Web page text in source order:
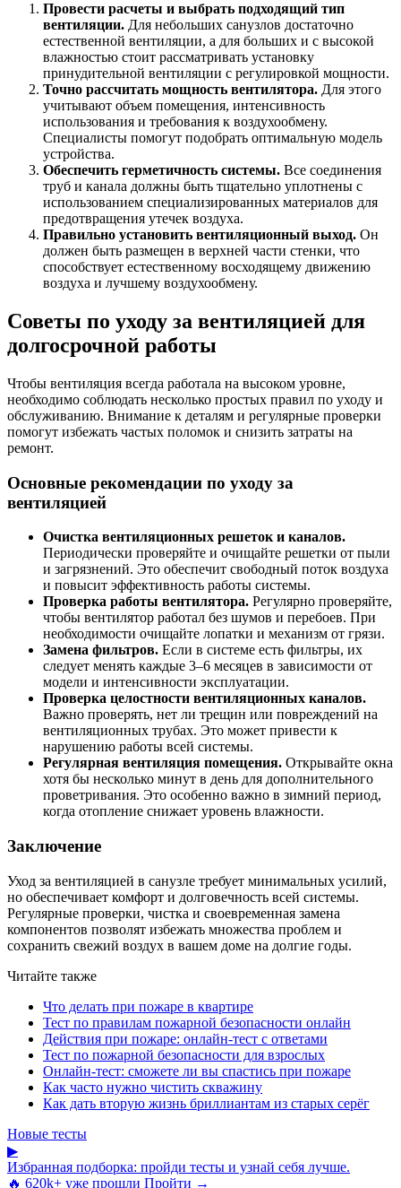
Провести расчеты и выбрать подходящий тип
вентиляции. Для небольших санузлов достаточно
естественной вентиляции, а для больших и с высокой
влажностью стоит рассматривать установку
принудительной вентиляции с регулировкой мощности.
Точно рассчитать мощность вентилятора. Для этого
учитывают объем помещения, интенсивность
использования и требования к воздухообмену.
Специалисты помогут подобрать оптимальную модель
устройства.
Обеспечить герметичность системы. Все соединения
труб и канала должны быть тщательно уплотнены с
использованием специализированных материалов для
предотвращения утечек воздуха.
Правильно установить вентиляционный выход. Он
должен быть размещен в верхней части стенки, что
способствует естественному восходящему движению
воздуха и лучшему воздухообмену.
Советы по уходу за вентиляцией для
долгосрочной работы
Чтобы вентиляция всегда работала на высоком уровне,
необходимо соблюдать несколько простых правил по уходу и
обслуживанию. Внимание к деталям и регулярные проверки
помогут избежать частых поломок и снизить затраты на
ремонт.
Основные рекомендации по уходу за
вентиляцией
Очистка вентиляционных решеток и каналов.
Периодически проверяйте и очищайте решетки от пыли
и загрязнений. Это обеспечит свободный поток воздуха
и повысит эффективность работы системы.
Проверка работы вентилятора. Регулярно проверяйте,
чтобы вентилятор работал без шумов и перебоев. При
необходимости очищайте лопатки и механизм от грязи.
Замена фильтров. Если в системе есть фильтры, их
следует менять каждые 3–6 месяцев в зависимости от
модели и интенсивности эксплуатации.
Проверка целостности вентиляционных каналов.
Важно проверять, нет ли трещин или повреждений на
вентиляционных трубах. Это может привести к
нарушению работы всей системы.
Регулярная вентиляция помещения. Открывайте окна
хотя бы несколько минут в день для дополнительного
проветривания. Это особенно важно в зимний период,
когда отопление снижает уровень влажности.
Заключение
Уход за вентиляцией в санузле требует минимальных усилий,
но обеспечивает комфорт и долговечность всей системы.
Регулярные проверки, чистка и своевременная замена
компонентов позволят избежать множества проблем и
сохранить свежий воздух в вашем доме на долгие годы.
Читайте также
Что делать при пожаре в квартире
Тест по правилам пожарной безопасности онлайн
Действия при пожаре: онлайн-тест с ответами
Тест по пожарной безопасности для взрослых
Онлайн-тест: сможете ли вы спастись при пожаре
Как часто нужно чистить скважину
Как дать вторую жизнь бриллиантам из старых серёг
Новые тесты
▶
Избранная подборка: пройди тесты и узнай себя лучше.
🔥 620k+ уже прошли Пройти →